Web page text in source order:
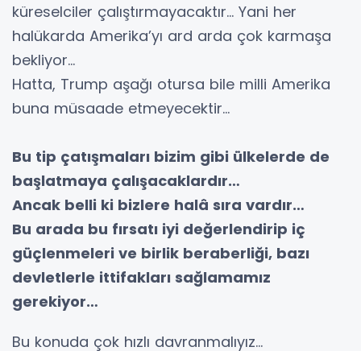
küreselciler çalıştırmayacaktır… Yani her
halükarda Amerika’yı ard arda çok karmaşa
bekliyor…
Hatta, Trump aşağı otursa bile milli Amerika
buna müsaade etmeyecektir…
Bu tip çatışmaları bizim gibi ülkelerde de
başlatmaya çalışacaklardır…
Ancak belli ki bizlere halâ sıra vardır…
Bu arada bu fırsatı iyi değerlendirip iç
güçlenmeleri ve birlik beraberliği, bazı
devletlerle ittifakları sağlamamız
gerekiyor…
Bu konuda çok hızlı davranmalıyız…